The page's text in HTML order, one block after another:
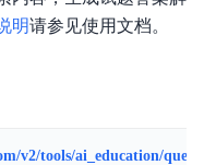
明请参见使用文档。
v2/tools/ai_education/